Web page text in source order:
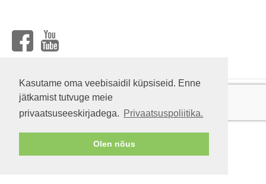
Kasutame oma veebisaidil küpsiseid. Enne
jätkamist tutvuge meie
privaatsuseeskirjadega. Privaatsuspoliitika.
Olen nõus
laadima
FACEBOOKYOUTUBE
RYTERNA ®© 2025
Veebisaidi arendamine:www.s-e.lt